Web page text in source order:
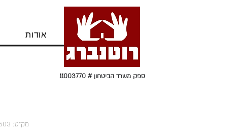
אודות
ספק משרד הביטחון # 11003770
מק"ט: 60503